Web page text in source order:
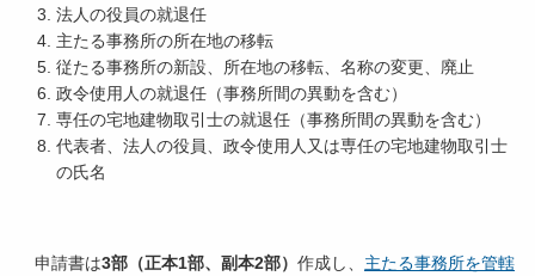
法人の役員の就退任
主たる事務所の所在地の移転
従たる事務所の新設、所在地の移転、名称の変更、廃止
政令使用人の就退任（事務所間の異動を含む）
専任の宅地建物取引士の就退任（事務所間の異動を含む）
代表者、法人の役員、政令使用人又は専任の宅地建物取引士
の氏名
申請書は3部（正本1部、副本2部） 作成し、 主たる事務所を管轄